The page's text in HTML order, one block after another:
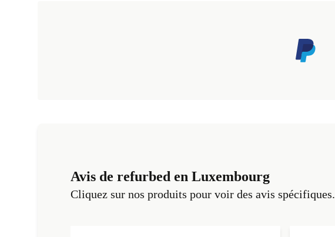
Avis de refurbed en Luxembourg
Cliquez sur nos produits pour voir des avis spécifiques.